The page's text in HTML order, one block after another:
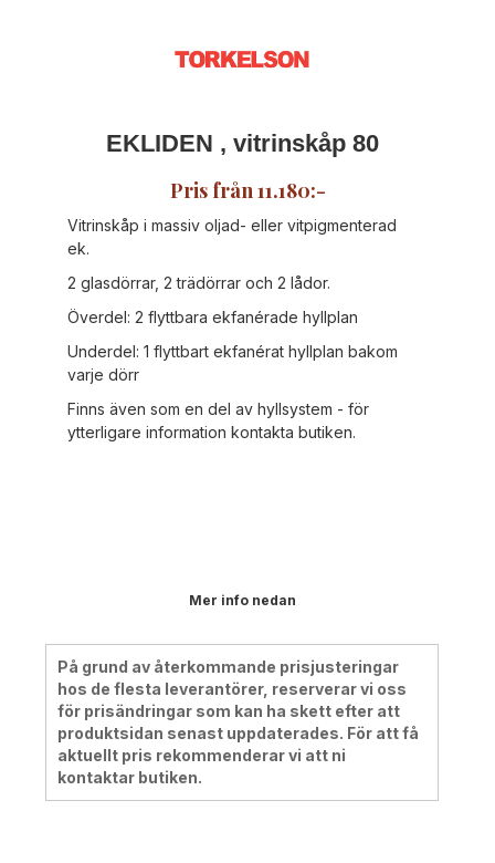
EKLIDEN , vitrinskåp 80
Pris från 11.180:-
Vitrinskåp i massiv oljad- eller vitpigmenterad
ek.
2 glasdörrar, 2 trädörrar och 2 lådor.
Överdel: 2 flyttbara ekfanérade hyllplan
Underdel: 1 flyttbart ekfanérat hyllplan bakom
varje dörr
Finns även som en del av hyllsystem - för
ytterligare information kontakta butiken.
Mer info nedan
På grund av återkommande prisjusteringar
hos de flesta leverantörer, reserverar vi oss
för prisändringar som kan ha skett efter att
produktsidan senast uppdaterades. För att få
aktuellt pris rekommenderar vi att ni
kontaktar butiken.